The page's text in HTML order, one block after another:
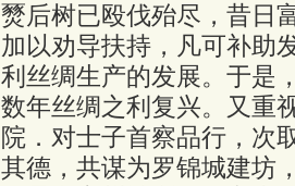
燹后树已殴伐殆尽，昔日
加以劝导扶持，凡可补助
利丝绸生产的发展。于是
数年丝绸之利复兴。又重
院．对士子首察品行，次
其德，共谋为罗锦城建坊